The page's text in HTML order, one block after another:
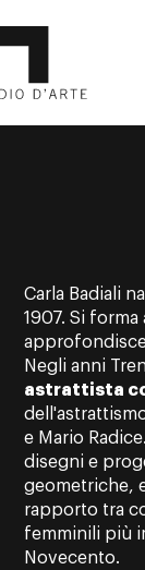
Carla Badiali
1907. Si forma
Negli anni
astrattista
e Mario
disegni e
geometriche,
rapporto tra
femminili più
Novecento.